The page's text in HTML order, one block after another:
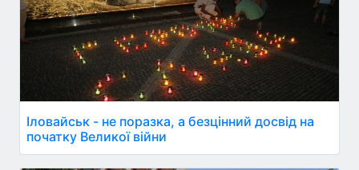
Іловайськ - не поразка, а безцінний досвід на
початку Великої війни